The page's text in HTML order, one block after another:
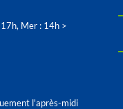
Mer : 14h >
l'après-midi